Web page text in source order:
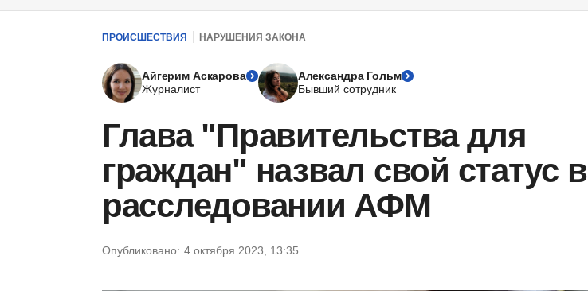
ПРОИСШЕСТВИЯ НАРУШЕНИЯ ЗАКОНА
Айгерим Аскарова
Журналист
Александра Гольм
Бывший сотрудник
Глава "Правительства для
граждан" назвал свой статус в
расследовании АФМ
Опубликовано: 4 октября 2023, 13:35